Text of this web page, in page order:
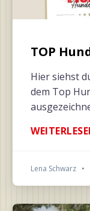
TOP
Hier siehst
dem Top
Lena Schwarz •